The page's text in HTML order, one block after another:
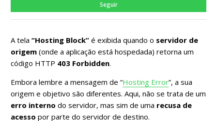
Seguir
A tela“Hosting Block” é exibida quando o servidor de
origem (onde a aplicação está hospedada) retorna um
código HTTP 403 Forbidden.
Embora lembre a mensagem de “Hosting Error”, a sua
origem e objetivo são diferentes. Aqui, não se trata de um
erro interno do servidor, mas sim de uma recusa de
acesso por parte do servidor de destino.